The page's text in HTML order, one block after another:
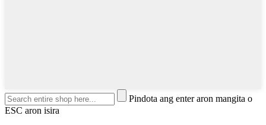
Pindota ang enter aron mangita o
ESC aron isira